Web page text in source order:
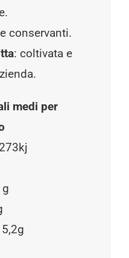
conservanti.
: coltivata e
medi per